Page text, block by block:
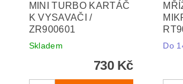
MINI TURBO KARTÁČ
K VYSAVAČI /
ZR900601
Skladem
730 Kč
Do